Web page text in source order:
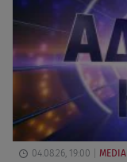
04.08.26, 19:00 MEDIA